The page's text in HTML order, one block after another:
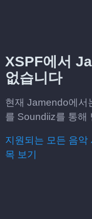
XSPF에서
없습니다
현재 Jamendo에서
를 Soundiiz를 통해
지원되는 모든 음악
목 보기